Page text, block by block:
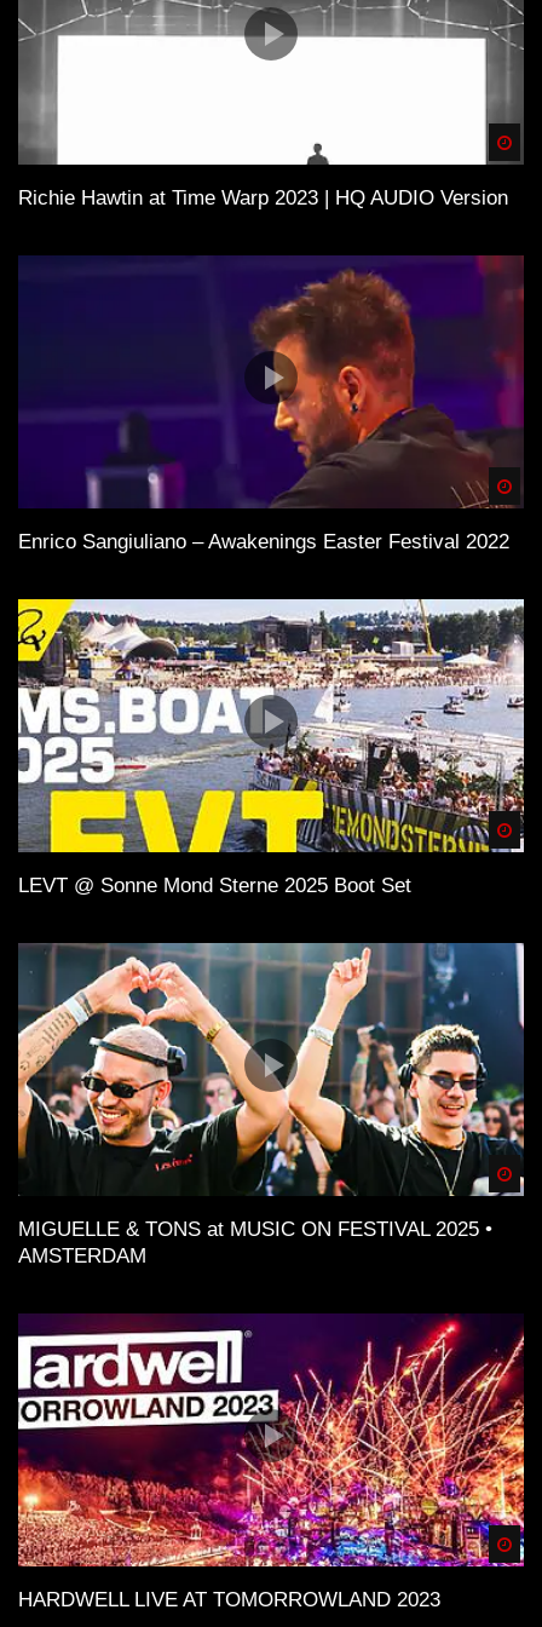
Richie Hawtin at Time Warp 2023 | HQ AUDIO Version
Enrico Sangiuliano – Awakenings Easter Festival 2022
LEVT @ Sonne Mond Sterne 2025 Boot Set
MIGUELLE & TONS at MUSIC ON FESTIVAL 2025 •
AMSTERDAM
HARDWELL LIVE AT TOMORROWLAND 2023